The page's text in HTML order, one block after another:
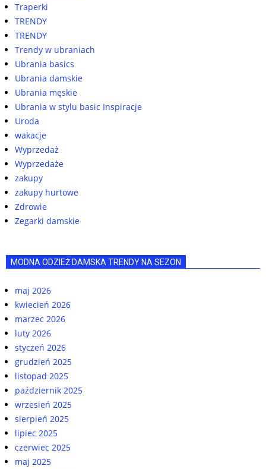
Traperki
TRENDY
TRENDY
Trendy w ubraniach
Ubrania basics
Ubrania damskie
Ubrania męskie
Ubrania w stylu basic Inspiracje
Uroda
wakacje
Wyprzedaż
Wyprzedaże
zakupy
zakupy hurtowe
Zdrowie
Zegarki damskie
MODNA ODZIEŻ DAMSKA TRENDY NA SEZON
maj 2026
kwiecień 2026
marzec 2026
luty 2026
styczeń 2026
grudzień 2025
listopad 2025
październik 2025
wrzesień 2025
sierpień 2025
lipiec 2025
czerwiec 2025
maj 2025